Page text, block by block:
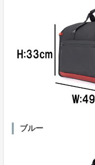
ブルー